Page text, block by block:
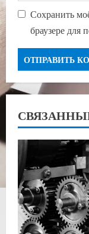
Сохранить
браузере для